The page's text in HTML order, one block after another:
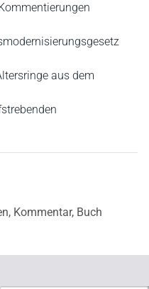
aus dem
Kommentar, Buch